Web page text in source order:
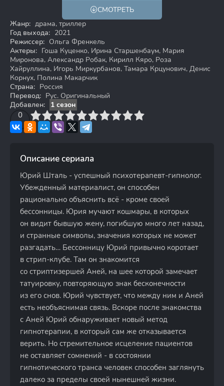
СМОТРЕТЬ
Жанр: драма, триллер
Год выхода: 2021
Режиссер: Ольга Френкель
Актеры: Гоша Куценко, Ирина Старшенбаум, Мария
Миронова, Александр Робак, Кирилл Кяро, Роза
Хайруллина, Игорь Миркурбанов, Тамара Крцунович, Денис
Корнух, Полина Макарчик
Страна: Россия
Перевод: Рус. Оригинальный
Добавлен:
1 сезон
0
4 6 7 8 9 10
Описание сериала
Юрий Шталь - успешный психотерапевт-гипнолог.
Убежденный материалист, он способен
рационально объяснить всё - кроме своей
бессонницы. Юрия мучают кошмары, в которых
он видит бывшую жену, погибшую много лет назад,
и странные символы, значения которых не может
разгадать… Бессонницу Юрий привычно коротает
в стрип-клубе. Там он знакомится
со стриптизершей Аней, на шее которой замечает
татуировку, повторяющую знак бесконечности
из его снов. Юрий чувствует, что между ним и Аней
есть необъяснимая связь. Вскоре после знакомства
с Аней Юрий обнаруживает новый метод
гипнотерапии, в который сам же отказывается
верить. Но стремительное исцеление пациентов
не оставляет сомнений - в состоянии
гипнотического транса человек способен заглянуть
далеко за пределы своей нынешней жизни.